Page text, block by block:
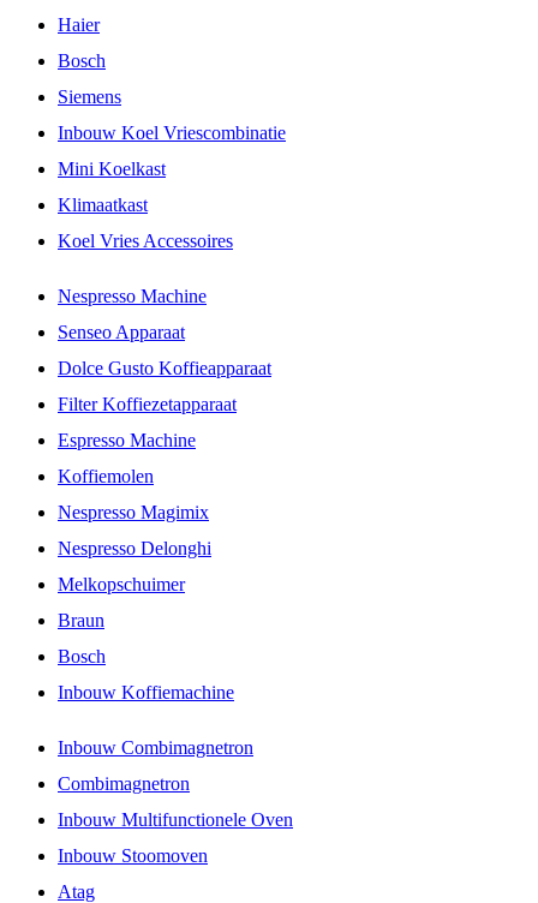
Haier
Bosch
Siemens
Inbouw Koel Vriescombinatie
Mini Koelkast
Klimaatkast
Koel Vries Accessoires
Nespresso Machine
Senseo Apparaat
Dolce Gusto Koffieapparaat
Filter Koffiezetapparaat
Espresso Machine
Koffiemolen
Nespresso Magimix
Nespresso Delonghi
Melkopschuimer
Braun
Bosch
Inbouw Koffiemachine
Inbouw Combimagnetron
Combimagnetron
Inbouw Multifunctionele Oven
Inbouw Stoomoven
Atag